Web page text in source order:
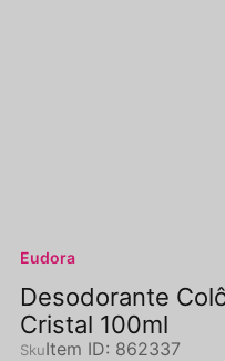
Eudora
Desodorante
Cristal 100ml
Item ID: 862337